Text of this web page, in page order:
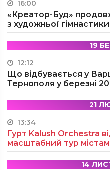
16:00
«Креатор-Буд»
з художньої гімнастики
19
12:12
Що відбувається у
Тернополя у березні
21
13:34
Гурт Kalush Orchestra
масштабний тур
14